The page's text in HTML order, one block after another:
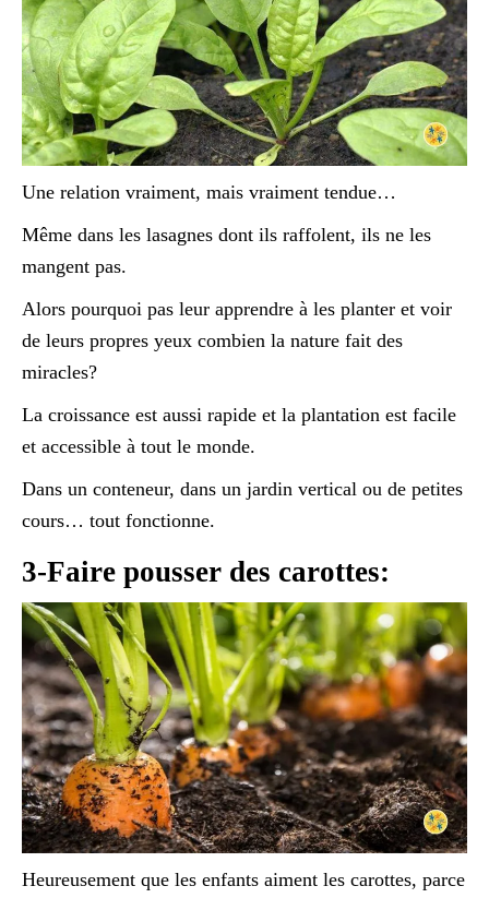
Une relation vraiment, mais vraiment tendue…
Même dans les lasagnes dont ils raffolent, ils ne les
mangent pas.
Alors pourquoi pas leur apprendre à les planter et voir
de leurs propres yeux combien la nature fait des
miracles?
La croissance est aussi rapide et la plantation est facile
et accessible à tout le monde.
Dans un conteneur, dans un jardin vertical ou de petites
cours… tout fonctionne.
3-Faire pousser des carottes:
Heureusement que les enfants aiment les carottes, parce